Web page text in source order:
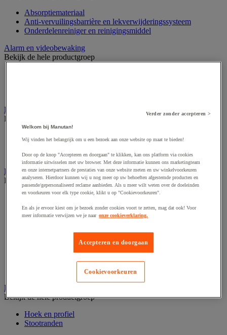
Absorptiemateriaal
Anti-vervuilingsbarrière en lekverwijderingssysteem
Onderdelenreiniger en reinigingsmiddel
Alarm en videobewaking
Bekijk de hele productgroep
Badge en prikklok
Bekijk de hele productgroep
Badge en kaart
Draaihek en klapdeur
Prikklok en rondecontrole
Barrière- en beschermingspaal
Bekijk de hele productgroep
Afzetpaal met band
Afzetpaal met bord
Afzetpaal met ketting
Beschermende afscherming
Beschermende rolbeugel
Modulaire afscherming
Muurhouder met riem
Bescherming en demper
Bekijk de hele productgroep
Hoek en profiel
Stootranden
Verder zonder accepteren >
Welkom bij Manutan!
Wij vinden het belangrijk om u een bezoek aan onze website op maat te bieden!
Door op de knop "Accepteren en doorgaan" te klikken, kan ons platform via cookies
informatie uitwisselen met uw browser. Met deze informatie kunnen ons marketingteam
en onze internetpartners de prestaties van onze website meten en uw winkelvoorkeuren
analyseren. Hierdoor kunnen wij u nog meer op uw behoeften afgestemde producten en
passende/gepersonaliseerd reclame aanbieden. Als u meer wilt weten over de doeleinden
en voorkeuren voor elk type cookie, klikt u op "Cookievoorkeuren".
En als je ervoor kiest om je bezoek zonder cookies voort te zetten, mag dat ook! Voor
meer informatie verwijzen we je naar onze cookieverklaring.
Accepteren en doorgaan
Cookievoorkeuren